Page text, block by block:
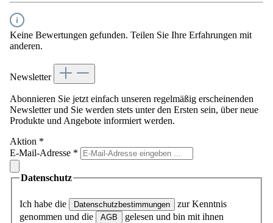
Keine Bewertungen gefunden. Teilen Sie Ihre Erfahrungen mit
anderen.
Newsletter
Abonnieren Sie jetzt einfach unseren regelmäßig erscheinenden
Newsletter und Sie werden stets unter den Ersten sein, über neue
Produkte und Angebote informiert werden.
Aktion *
E-Mail-Adresse *
Datenschutz
Ich habe die Datenschutzbestimmungen
zur Kenntnis
genommen und die
AGB
gelesen und bin mit ihnen